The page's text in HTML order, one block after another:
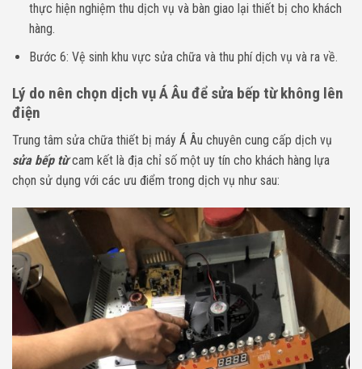
thực hiện nghiệm thu dịch vụ và bàn giao lại thiết bị cho khách
hàng.
Bước 6: Vệ sinh khu vực sửa chữa và thu phí dịch vụ và ra về.
Lý do nên chọn dịch vụ Á Âu để sửa bếp từ không lên
điện
Trung tâm sửa chữa thiết bị máy Á Âu chuyên cung cấp dịch vụ
sửa bếp từcam kết là địa chỉ số một uy tín cho khách hàng lựa
chọn sử dụng với các ưu điểm trong dịch vụ như sau: